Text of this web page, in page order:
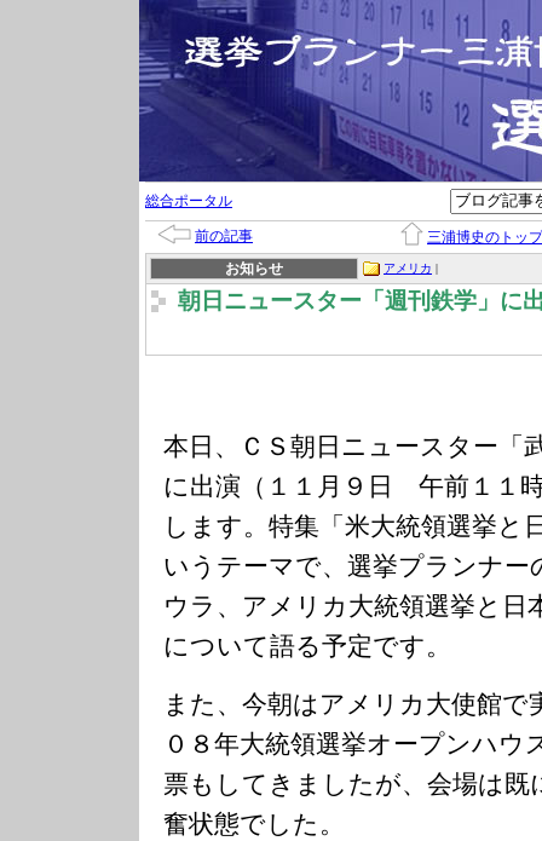
総合ポータル
前の記事
三浦博史のトップ
お知らせ
アメリカ |
朝日ニュースター「週刊鉄学」に
本日、ＣＳ朝日ニュースター「
に出演（１１月９日 午前１１
します。特集「米大統領選挙と
いうテーマで、選挙プランナー
ウラ、アメリカ大統領選挙と日
について語る予定です。
また、今朝はアメリカ大使館で
０８年大統領選挙オープンハウ
票もしてきましたが、会場は既
奮状態でした。